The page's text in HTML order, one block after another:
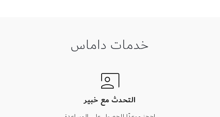
خدمات داماس
التحدث مع خبير